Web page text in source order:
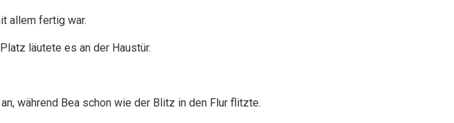
allem fertig war.
läutete es an der Haustür.
während Bea schon wie der Blitz in den Flur flitzte.